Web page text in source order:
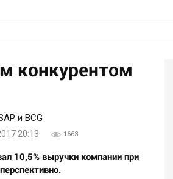
конкурентом
20:13 1663
10,5% выручки компании при